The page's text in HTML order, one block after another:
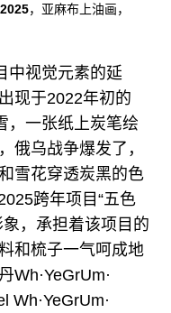
，亚麻布上油画，
中视觉元素的延
现于2022年初的
，一张纸上炭笔绘
俄乌战争爆发了，
雪花穿透炭黑的色
跨年项目“五色
，承担着该项目的
和梳子一气呵成地
Wh·YeGrUm·
Wh·YeGrUm·